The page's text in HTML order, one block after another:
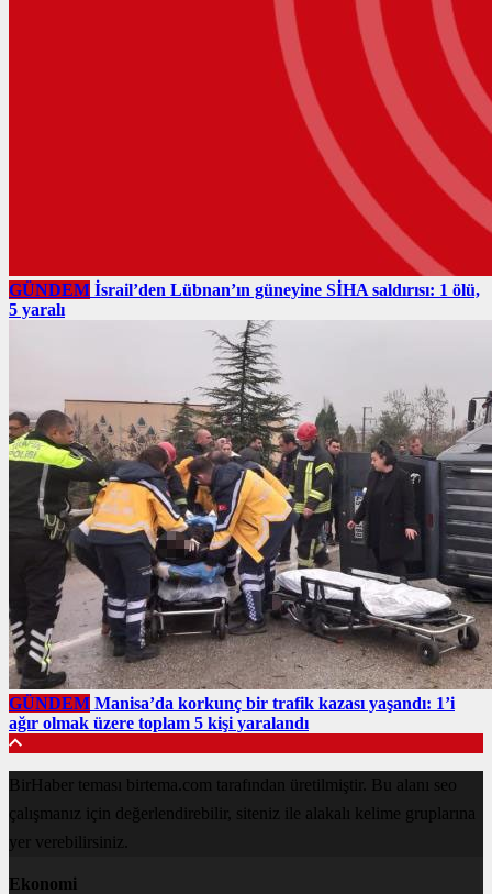
GÜNDEM İsrail’den Lübnan’ın güneyine SİHA saldırısı: 1 ölü,
5 yaralı
GÜNDEM Manisa’da korkunç bir trafik kazası yaşandı: 1’i
ağır olmak üzere toplam 5 kişi yaralandı
BirHaber teması birtema.com tarafından üretilmiştir. Bu alanı seo
çalışmanız için değerlendirebilir, siteniz ile alakalı kelime gruplarına
yer verebilirsiniz.
Ekonomi